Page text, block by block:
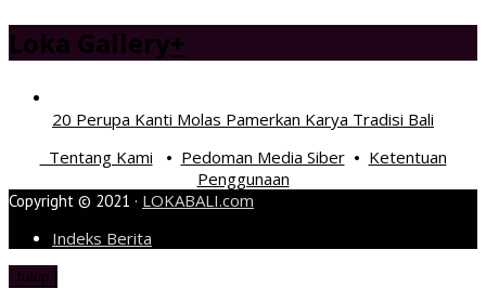
Loka Gallery+
20 Perupa Kanti Molas Pamerkan Karya Tradisi Bali
Tentang Kami • Pedoman Media Siber• Ketentuan
Penggunaan
Copyright © 2021 · LOKABALI.com
Indeks Berita
tutup